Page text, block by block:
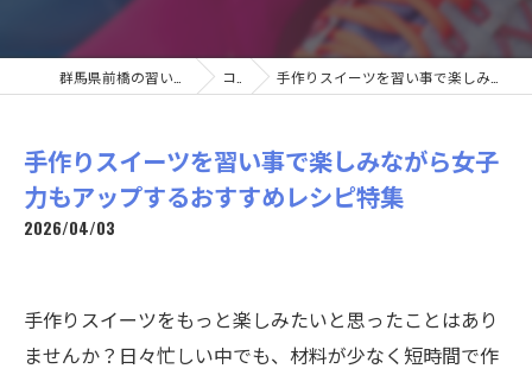
コラム 手作りスイーツを習い事で楽しみながら女子力もアップするおすすめレシピ特集
手作りスイーツを習い事で楽しみながら女子
力もアップするおすすめレシピ特集
2026/04/03
手作りスイーツをもっと楽しみたいと思ったことはあり
ませんか？日々忙しい中でも、材料が少なく短時間で作